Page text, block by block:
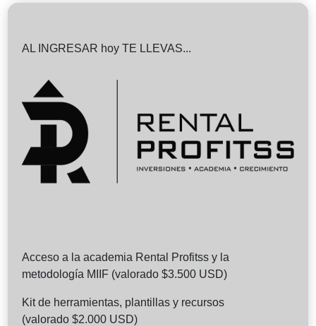
AL INGRESAR hoy TE LLEVAS...
Acceso a la academia Rental Profitss y la
metodología MIIF (valorado $3.500 USD)
Kit de herramientas, plantillas y recursos
(valorado $2.000 USD)